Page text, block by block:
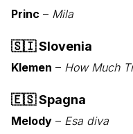
Princ – Mila
🇸🇮Slovenia
Klemen – How Much
🇪🇸Spagna
Melody – Esa diva